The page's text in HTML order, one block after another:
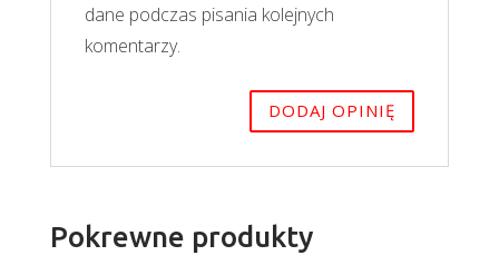
dane podczas pisania kolejnych
komentarzy.
Pokrewne produkty